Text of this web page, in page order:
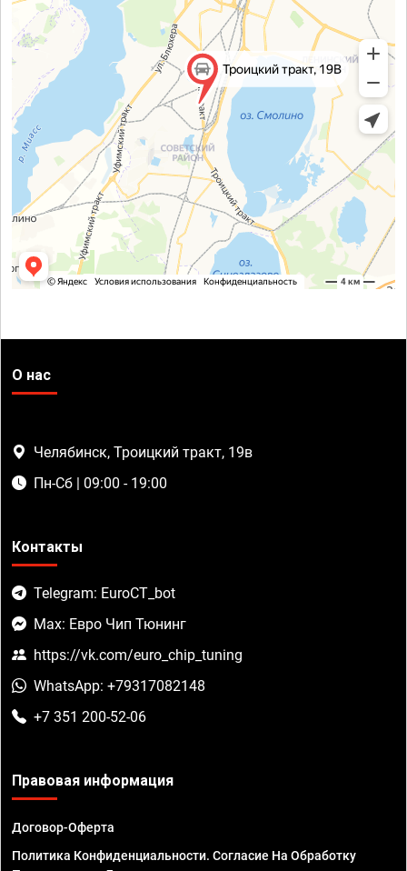
О нас
Челябинск, Троицкий тракт, 19в
Пн-Сб | 09:00 - 19:00
Контакты
Telegram: EuroCT_bot
Max: Евро Чип Тюнинг
https://vk.com/euro_chip_tuning
WhatsApp: +79317082148
+7 351 200-52-06
Правовая информация
Договор-Оферта
Политика Конфиденциальности. Согласие На Обработку